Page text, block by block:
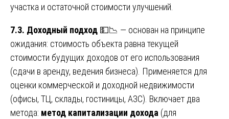
участка и остаточной стоимости улучшений.
7.3. Доходный подход 💵📉 — основан на принципе
ожидания: стоимость объекта равна текущей
стоимости будущих доходов от его использования
(сдачи в аренду, ведения бизнеса). Применяется для
оценки коммерческой и доходной недвижимости
(офисы, ТЦ, склады, гостиницы, АЗС). Включает два
метода: метод капитализации дохода (для